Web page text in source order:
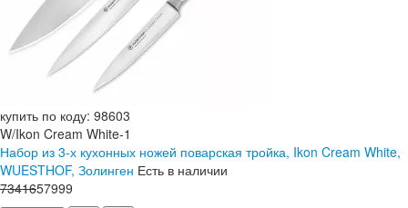
купить по коду: 98603
W/Ikon Cream White-1
Набор из 3-х кухонных ножей поварская тройка, Ikon Cream White,
WUESTHOF, Золинген Есть в наличии
7341657999